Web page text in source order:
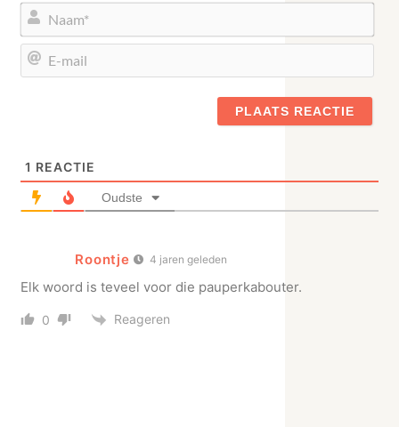
1 REACTIE
Oudste
Roontje 4 jaren geleden
Elk woord is teveel voor die pauperkabouter.
0 Reageren